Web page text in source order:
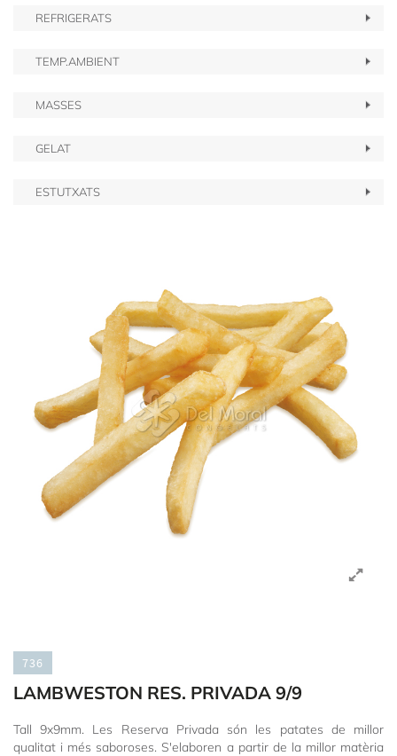
REFRIGERATS
TEMP.AMBIENT
MASSES
GELAT
ESTUTXATS
736
LAMBWESTON RES. PRIVADA 9/9
Tall 9x9mm. Les Reserva Privada són les patates de millor
qualitat i més saboroses. S'elaboren a partir de la millor matèria